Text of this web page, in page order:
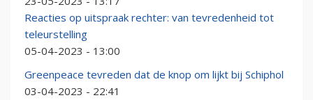
Reacties op uitspraak rechter: van tevredenheid tot
teleurstelling
05-04-2023 - 13:00
Greenpeace tevreden dat de knop om lijkt bij Schiphol
03-04-2023 - 22:41